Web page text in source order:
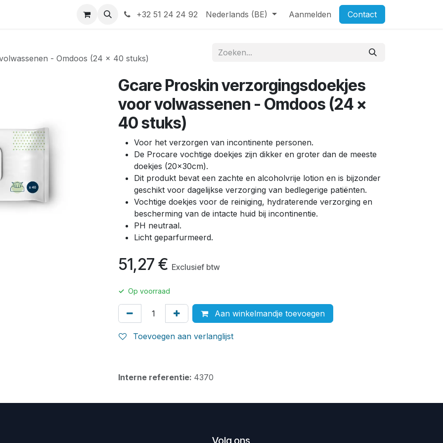
+32 51 24 24 92 Nederlands (BE) Aanmelden Contact
- Omdoos (24 x 40 stuks)
Gcare Proskin verzorgingsdoekjes
voor volwassenen - Omdoos (24 x
40 stuks)
Voor het verzorgen van incontinente personen.
De Procare vochtige doekjes zijn dikker en groter dan de meeste
doekjes (20x30cm).
Dit produkt bevat een zachte en alcoholvrije lotion en is bijzonder
geschikt voor dagelijkse verzorging van bedlegerige patiënten.
Vochtige doekjes voor de reiniging, hydraterende verzorging en
bescherming van de intacte huid bij incontinentie.
PH neutraal.
Licht geparfurmeerd.
51,27 € Exclusief btw
✓ Op voorraad
Aan winkelmandje toevoegen
Toevoegen aan verlanglijst
Interne referentie: 4370